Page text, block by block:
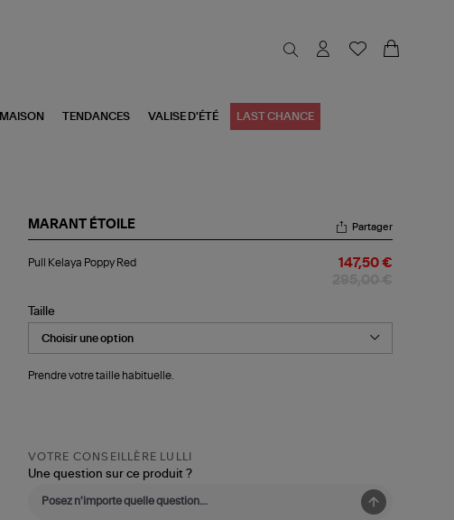
MAISON TENDANCES VALISE D'ÉTÉ LAST CHANCE
MARANT ÉTOILE
Kelaya
Partager
Pull Kelaya Poppy Red 147,50 €
Taille
Prendre votre taille habituelle.
VOTRE CONSEILLÈRE LULLI
Une question sur ce produit ?